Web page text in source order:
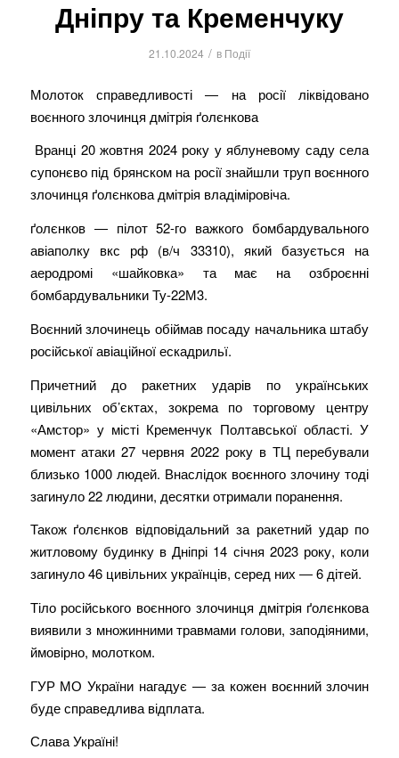
Дніпру та Кременчуку
21.10.2024 / в Події
Молоток справедливості ― на росії ліквідовано
воєнного злочинця дмітрія ґолєнкова
Вранці 20 жовтня 2024 року у яблуневому саду села
супонєво під брянском на росії знайшли труп воєнного
злочинця ґолєнкова дмітрія владіміровіча.
ґолєнков ― пілот 52-го важкого бомбардувального
авіаполку вкс рф (в/ч 33310), який базується на
аеродромі «шайковка» та має на озброєнні
бомбардувальники Ту-22М3.
Воєнний злочинець обіймав посаду начальника штабу
російської авіаційної ескадрильї.
Причетний до ракетних ударів по українських
цивільних об’єктах, зокрема по торговому центру
«Амстор» у місті Кременчук Полтавської області. У
момент атаки 27 червня 2022 року в ТЦ перебували
близько 1000 людей. Внаслідок воєнного злочину тоді
загинуло 22 людини, десятки отримали поранення.
Також ґолєнков відповідальний за ракетний удар по
житловому будинку в Дніпрі 14 січня 2023 року, коли
загинуло 46 цивільних українців, серед них ― 6 дітей.
Тіло російського воєнного злочинця дмітрія ґолєнкова
виявили з множинними травмами голови, заподіяними,
ймовірно, молотком.
ГУР МО України нагадує ― за кожен воєнний злочин
буде справедлива відплата.
Слава Україні!